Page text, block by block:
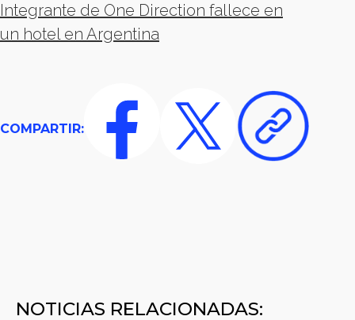
Integrante de One Direction fallece en
un hotel en Argentina
COMPARTIR:
NOTICIAS RELACIONADAS: